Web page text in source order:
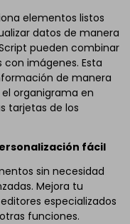
elementos listos
datos de manera
pueden combinar
imágenes. Esta
de manera
organigrama en
tarjetas de los
fácil
sin necesidad
Mejora tu
especializados
funciones.